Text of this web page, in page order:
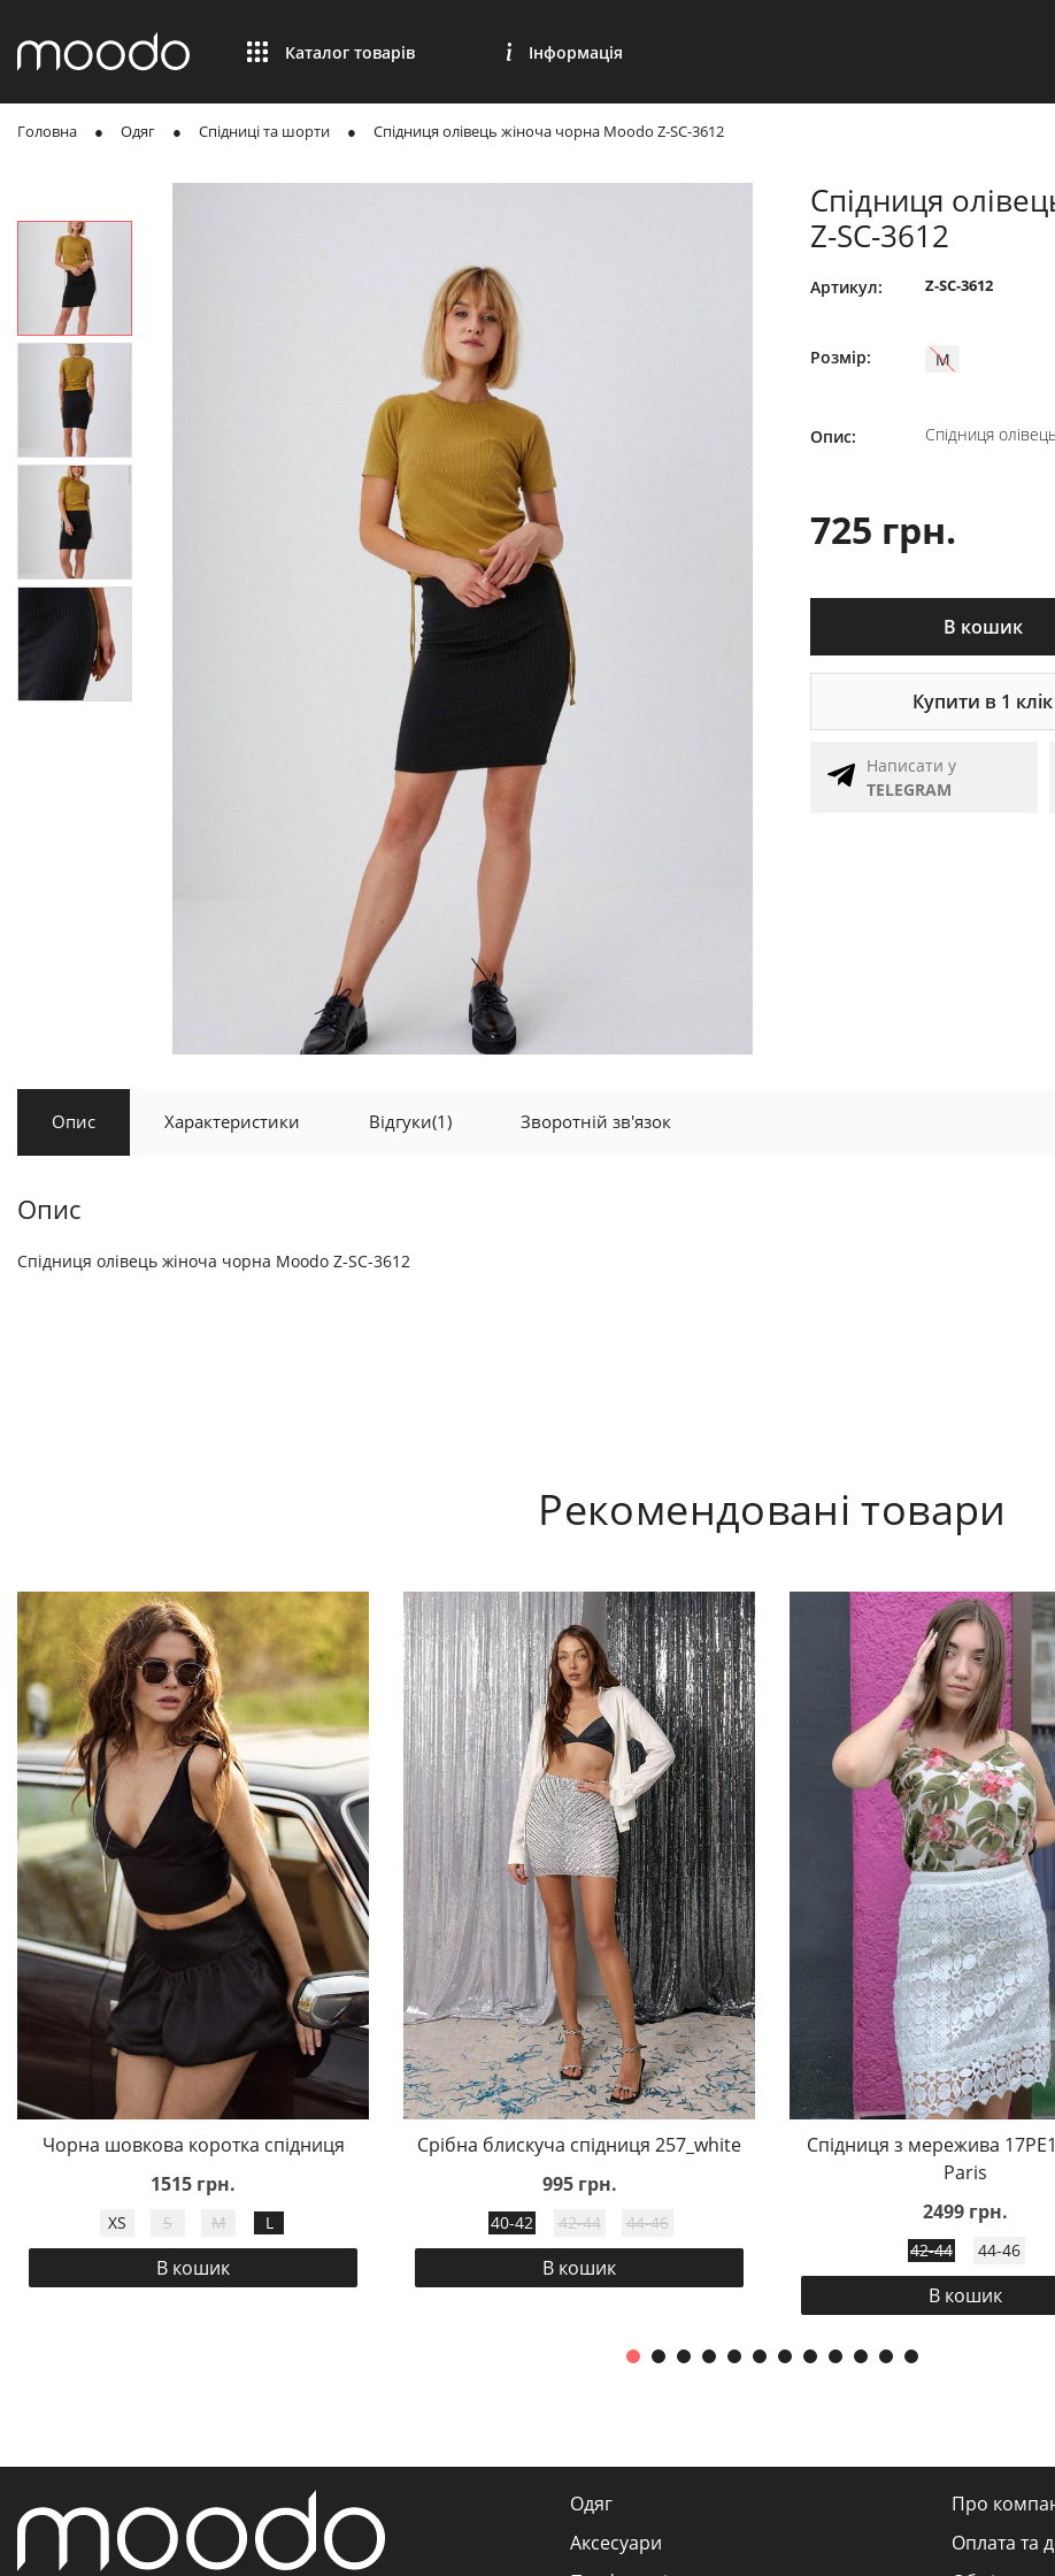
Каталог товарів Інформація
Головна Одяг Спідниці та шорти Спідниця олівець жіноча чорна Moodo Z-SC-3612
Спідниця
Z-SC-3612
Артикул: Z-SC-3612
Розмір: М
Опис: Спідниця
725 грн.
В кошик
Купити в 1 клік
Написати у
TELEGRAM
Опис Характеристики Відгуки(1) Зворотній зв'язок
Опис
Спідниця олівець жіноча чорна Moodo Z-SC-3612
Рекомендовані товари
Чорна шовкова коротка спідниця
1515 грн.
XS S M L
В кошик
Срібна блискуча спідниця 257_white
995 грн.
40-42 42-44 44-46
В кошик
Спідниця з мережива
Paris
2499 грн.
42-44 44-46
В кошик
Одяг
Аксесуари
Про
Оплата та